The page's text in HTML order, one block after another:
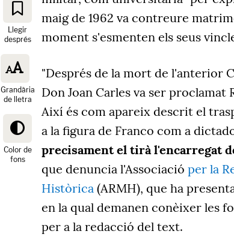
Llegir
després
Grandària
de lletra
Color de
fons
maig de 1962 va contreure
moment s'esmenten els seus
"Després de la mort de l'anterior
Don Joan Carles va ser proclamat
Així és com apareix descrit el
a la figura de Franco com a
precisament el tirà l'encarregat
que denuncia l'Associació per la
Històrica (ARMH), que ha
en la qual demanen conèixer les
per a la redacció del text.